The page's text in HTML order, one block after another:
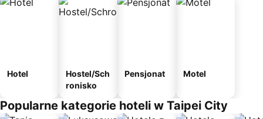
Hotel
Hostel/Sch
ronisko
Pensjonat Motel
Popularne kategorie hoteli w Taipei City